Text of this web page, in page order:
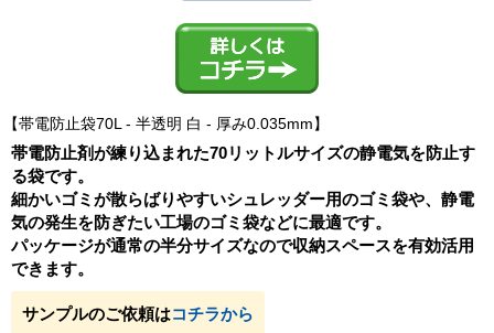
帯電防止袋70L - 半透明 白 - 厚み0.035mm
帯電防止剤が練り込まれた70リットルサイズの静電気を防止す
る袋です。
細かいゴミが散らばりやすいシュレッダー用のゴミ袋や、静電
気の発生を防ぎたい工場のゴミ袋などに最適です。
パッケージが通常の半分サイズなので収納スペースを有効活用
できます。
サンプルのご依頼はコチラから